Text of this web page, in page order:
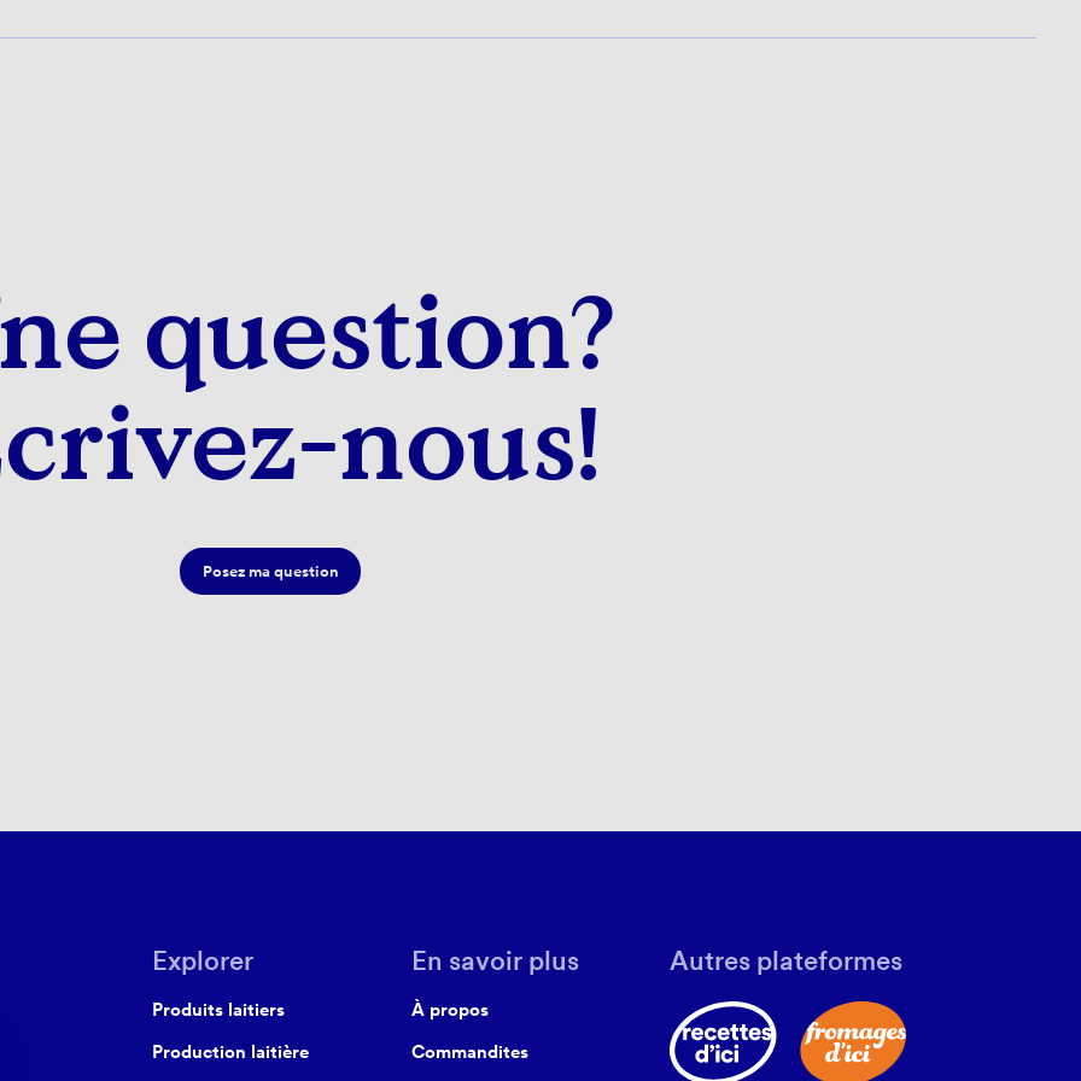
question?
nous!
Posez ma question
Explorer
Produits laitiers
Production laitière
En savoir plus
À propos
Commandites
Autres plateformes